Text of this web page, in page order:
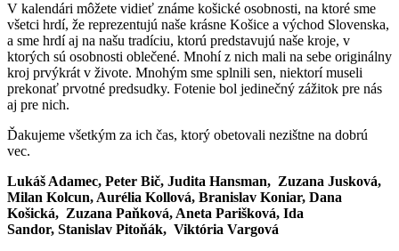
V kalendári môžete vidieť známe košické osobnosti, na ktoré sme
všetci hrdí, že reprezentujú naše krásne Košice a východ Slovenska,
a sme hrdí aj na našu tradíciu, ktorú predstavujú naše kroje, v
ktorých sú osobnosti oblečené. Mnohí z nich mali na sebe originálny
kroj prvýkrát v živote. Mnohým sme splnili sen, niektorí museli
prekonať prvotné predsudky. Fotenie bol jedinečný zážitok pre nás
aj pre nich.
Ďakujeme všetkým za ich čas, ktorý obetovali nezištne na dobrú
vec.
Lukáš Adamec, Peter Bič, Judita Hansman, Zuzana Jusková,
Milan Kolcun, Aurélia Kollová, Branislav Koniar, Dana
Košická, Zuzana Paňková, Aneta Parišková, Ida
Sandor, Stanislav Pitoňák, Viktória Vargová